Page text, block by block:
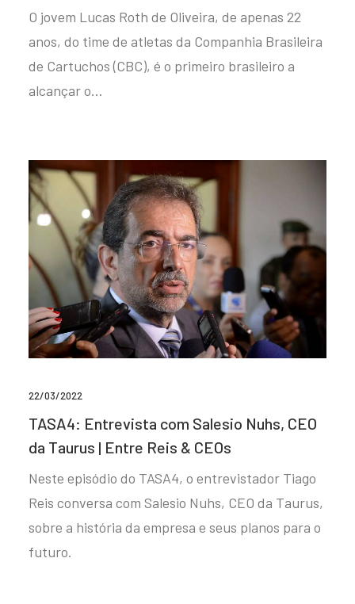
O jovem Lucas Roth de Oliveira, de apenas 22
anos, do time de atletas da Companhia Brasileira
de Cartuchos (CBC), é o primeiro brasileiro a
alcançar o…
22/03/2022
TASA4: Entrevista com Salesio Nuhs, CEO
da Taurus | Entre Reis & CEOs
Neste episódio do TASA4, o entrevistador Tiago
Reis conversa com Salesio Nuhs, CEO da Taurus,
sobre a história da empresa e seus planos para o
futuro.